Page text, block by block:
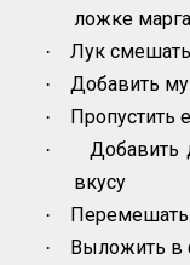
ложке
· Лук смешать
· Добавить
· Пропустить
·
Добавить
вкусу
· Перемешать
· Выложить в